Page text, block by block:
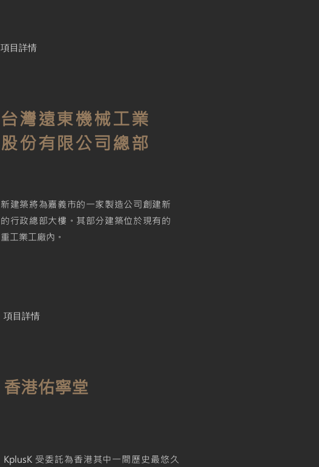
項目詳情
台灣遠東機械工業
股份有限公司總部
新建築將為嘉義市的一家製造公司創建新
的行政總部大樓。其部分建築位於現有的
重工業工廠內。
項目詳情
香港佑寧堂
KplusK 受委託為香港其中一間歷史最悠久